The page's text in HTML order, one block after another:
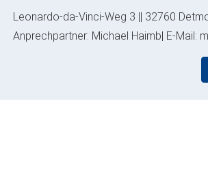
Leonardo-da-Vinci-Weg 3 || 32760
Anprechpartner: Michael Haimb| E-Mail: